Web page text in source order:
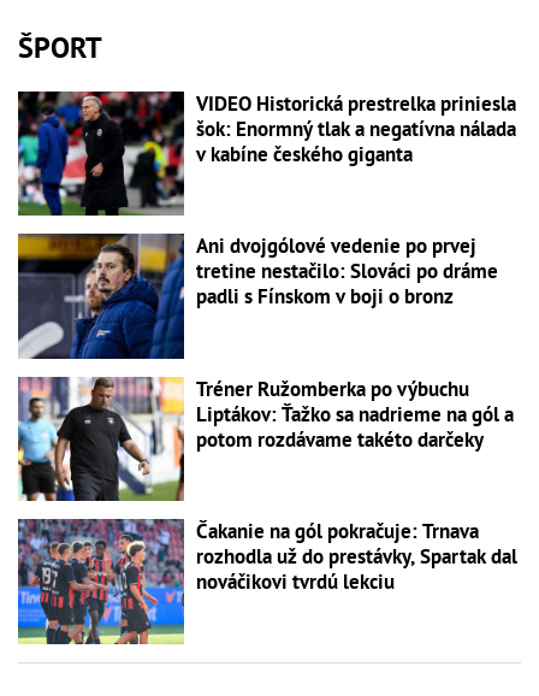
ŠPORT
VIDEO Historická prestrelka priniesla
šok: Enormný tlak a negatívna nálada
v kabíne českého giganta
Ani dvojgólové vedenie po prvej
tretine nestačilo: Slováci po dráme
padli s Fínskom v boji o bronz
Tréner Ružomberka po výbuchu
Liptákov: Ťažko sa nadrieme na gól a
potom rozdávame takéto darčeky
Čakanie na gól pokračuje: Trnava
rozhodla už do prestávky, Spartak dal
nováčikovi tvrdú lekciu